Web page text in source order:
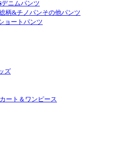
デニムパンツ
柄&チノパンその他パンツ
ョートパンツ
ズ
ート＆ワンピース